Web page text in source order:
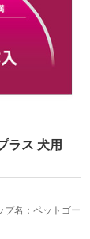
ラス 犬用
プ名：ペットゴー